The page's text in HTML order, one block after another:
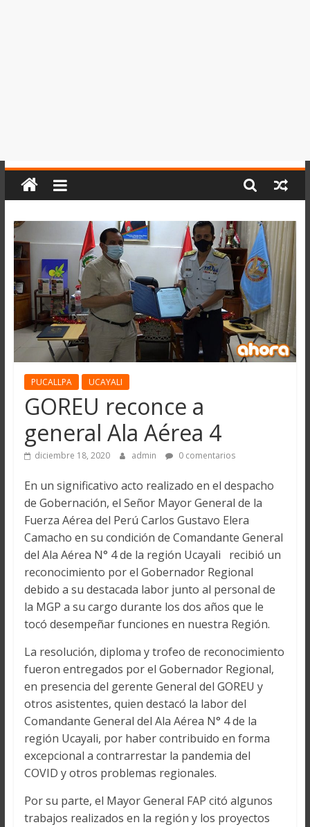
PUCALLPA UCAYALI
GOREU reconce a
general Ala Aérea 4
diciembre 18, 2020 admin 0 comentarios
En un significativo acto realizado en el despacho
de Gobernación, el Señor Mayor General de la
Fuerza Aérea del Perú Carlos Gustavo Elera
Camacho en su condición de Comandante General
del Ala Aérea N° 4 de la región Ucayali recibió un
reconocimiento por el Gobernador Regional
debido a su destacada labor junto al personal de
la MGP a su cargo durante los dos años que le
tocó desempeñar funciones en nuestra Región.
La resolución, diploma y trofeo de reconocimiento
fueron entregados por el Gobernador Regional,
en presencia del gerente General del GOREU y
otros asistentes, quien destacó la labor del
Comandante General del Ala Aérea N° 4 de la
región Ucayali, por haber contribuido en forma
excepcional a contrarrestar la pandemia del
COVID y otros problemas regionales.
Por su parte, el Mayor General FAP citó algunos
trabajos realizados en la región y los proyectos